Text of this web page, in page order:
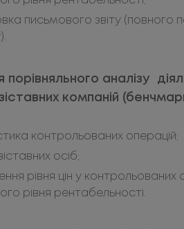
письмового звіту
порівняльного аналізу
компаній
контрольованих операцій;
осіб;
рівня цін у
рівня рентабельності.